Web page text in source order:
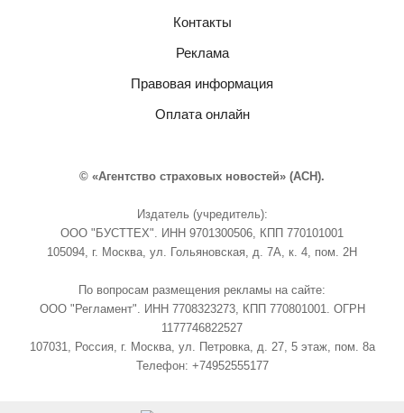
Контакты
Реклама
Правовая информация
Оплата онлайн
© «Агентство страховых новостей» (АСН).
Издатель (учредитель):
ООО "БУСТТЕХ". ИНН 9701300506, КПП 770101001
105094, г. Москва, ул. Гольяновская, д. 7А, к. 4, пом. 2Н
По вопросам размещения рекламы на сайте:
ООО "Регламент". ИНН 7708323273, КПП 770801001. ОГРН
1177746822527
107031, Россия, г. Москва, ул. Петровка, д. 27, 5 этаж, пом. 8а
Телефон: +74952555177